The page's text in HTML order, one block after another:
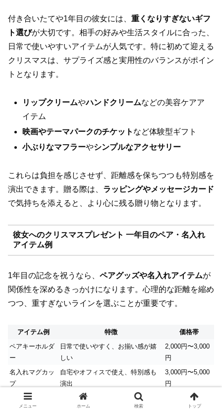
付き合いたてや1年目の彼女には、 重くなりすぎないギフ
ト選びが大切です。相手の好みや生活スタイルに合った、
日常で使いやすいアイテムが人気です。特に初めて迎える
クリスマスは、サプライズ感と実用性のバランスがポイン
トとなります。
リップクリームやハンドクリームなどの美容ケアア
イテム
映画やテーマパークのチケット など体験型ギフト
小ぶりなマフラーやシンプルなアクセサリー
これらは負担を感じさせず、距離感を保ちつつも特別感を
演出できます。贈る際は、 ラッピングやメッセージカード
で気持ちを添えると、より心に残る贈り物となります。
彼女へのクリスマスプレゼント 一年目のペア・名入れ
アイテム例
1年目の記念を祝うなら、 ペアグッズや名入れアイテムが
関係性を深めるきっかけになります。心理的な距離を縮め
つつ、重すぎないラインを選ぶことが重要です。
アイテム例 特徴
価格帯
ペアキーホルダ
ー
日常で使いやすく、お揃い感が嬉
しい
2,000円〜3,000
円
名入れマグカッ
プ
自宅やオフィスで使え、特別感も
演出
3,000円〜5,000
円
ペアブレスレッ
シンプルデザインで普段使いしや
3,000円〜6,000
メニュー ホーム 検索 トップ